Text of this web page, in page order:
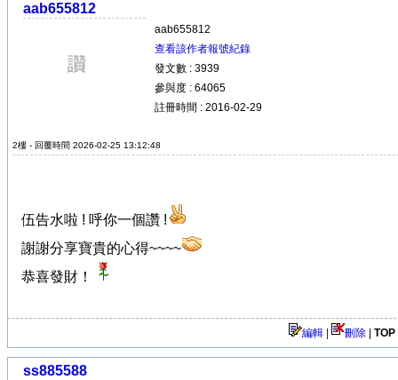
aab655812
aab655812
查看該作者報號紀錄
發文數 : 3939
參與度 : 64065
註冊時間 : 2016-02-29
2樓 - 回覆時間 2026-02-25 13:12:48
伍告水啦 ! 呼你一個讚 !
謝謝分享寶貴的心得~~~~
恭喜發財！
編輯 | 刪除 TOP
ss885588